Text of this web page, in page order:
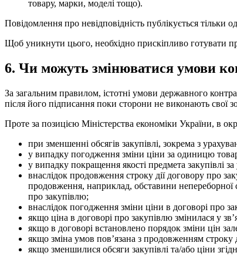
товару, марки, моделі тощо).
Повідомлення про невідповідність публікується тільки
Щоб уникнути цього, необхідно прискіпливо готувати
6. Чи можуть змінюватися умови
За загальним правилом, істотні умови державного
після його підписання поки сторони не виконають свої
Проте за позицією Міністерства економіки України, в
при зменшенні обсягів закупівлі, зокрема з
у випадку погодження зміни ціни за одиницю
у випадку покращення якості предмета закупівлі
внаслідок продовження строку дії договору про
продовження, наприклад, обставини непереборної
про закупівлю;
внаслідок погодження зміни ціни в договорі про
якщо ціна в договорі про закупівлю змінилася у
якщо в договорі встановлено порядок зміни цін
якщо зміна умов пов’язана з продовженням строку
якщо зменшилися обсяги закупівлі та/або ціни